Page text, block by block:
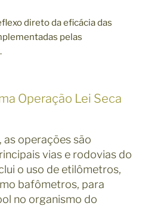
direto da eficácia das
pelas
Operação Lei Seca
as operações são
vias e rodovias do
o uso de etilômetros,
bafômetros, para
no organismo do